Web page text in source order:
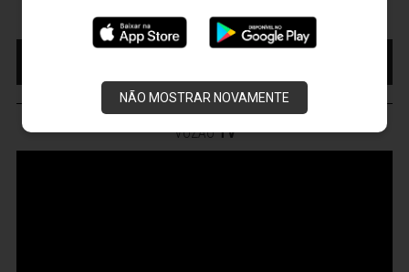
NÃO MOSTRAR NOVAMENTE
VOZÃOTV